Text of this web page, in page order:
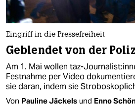
Eingriff in die Pressefreiheit
Geblendet von der
Am 1. Mai wollen taz-
Festnahme per Video
sie daran, indem sie
Von Pauline Jäckels und Enno